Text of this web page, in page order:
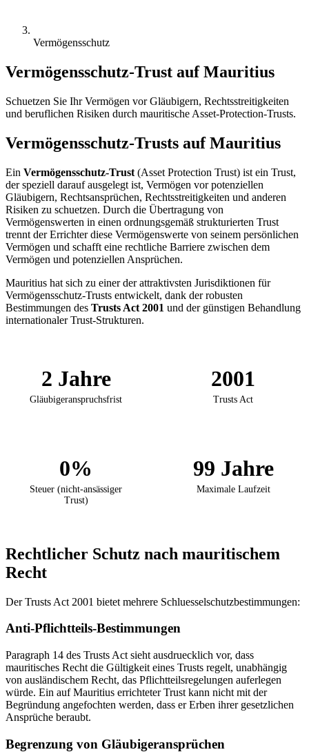
Vermögensschutz
Vermögensschutz-Trust auf Mauritius
Schuetzen Sie Ihr Vermögen vor Gläubigern, Rechtsstreitigkeiten
und beruflichen Risiken durch mauritische Asset-Protection-Trusts.
Vermögensschutz-Trusts auf Mauritius
Ein Vermögensschutz-Trust (Asset Protection Trust) ist ein Trust,
der speziell darauf ausgelegt ist, Vermögen vor potenziellen
Gläubigern, Rechtsansprüchen, Rechtsstreitigkeiten und anderen
Risiken zu schuetzen. Durch die Übertragung von
Vermögenswerten in einen ordnungsgemäß strukturierten Trust
trennt der Errichter diese Vermögenswerte von seinem persönlichen
Vermögen und schafft eine rechtliche Barriere zwischen dem
Vermögen und potenziellen Ansprüchen.
Mauritius hat sich zu einer der attraktivsten Jurisdiktionen für
Vermögensschutz-Trusts entwickelt, dank der robusten
Bestimmungen des Trusts Act 2001 und der günstigen Behandlung
internationaler Trust-Strukturen.
2 Jahre
Gläubigeranspruchsfrist
2001
Trusts Act
0%
Steuer (nicht-ansässiger
Trust)
99 Jahre
Maximale Laufzeit
Rechtlicher Schutz nach mauritischem
Recht
Der Trusts Act 2001 bietet mehrere Schluesselschutzbestimmungen:
Anti-Pflichtteils-Bestimmungen
Paragraph 14 des Trusts Act sieht ausdruecklich vor, dass
mauritisches Recht die Gültigkeit eines Trusts regelt, unabhängig
von ausländischem Recht, das Pflichtteilsregelungen auferlegen
würde. Ein auf Mauritius errichteter Trust kann nicht mit der
Begründung angefochten werden, dass er Erben ihrer gesetzlichen
Ansprüche beraubt.
Begrenzung von Gläubigeransprüchen